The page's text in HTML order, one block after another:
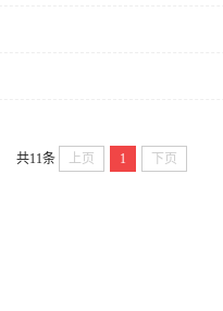
共11条 上页 1 下页